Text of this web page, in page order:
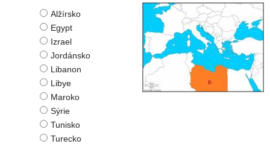
Alžírsko
Egypt
Izrael
Jordánsko
Libanon
Libye
Maroko
Sýrie
Tunisko
Turecko